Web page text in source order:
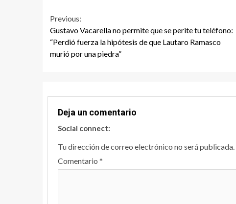
Continue
Reading
Previous:
Gustavo Vacarella no permite que se perite tu teléfono:
“Perdió fuerza la hipótesis de que Lautaro Ramasco
murió por una piedra”
Deja un comentario
Social connect:
Tu dirección de correo electrónico no será publicada.
Comentario *